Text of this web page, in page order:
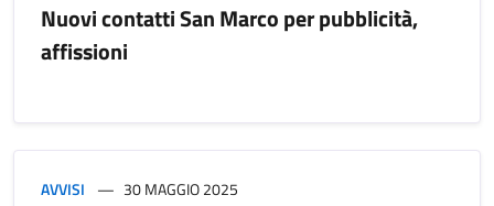
Nuovi contatti San Marco per pubblicità,
affissioni
AVVISI 30 MAGGIO 2025